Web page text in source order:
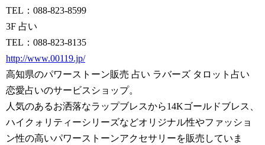
TEL：088-823-8599
3F 占い
TEL：088-823-8135
http://www.00119.jp/
高知県のパワーストーン販売 占い ラバーズ タロット占い
恋愛占いのサービスショップ。
人気のあるお洒落なラップブレスから14Kゴールドブレス、
ハイクォリティーシリーズなどオリジナル性やファッショ
ン性の高いパワーストーンアクセサリーを販売していま